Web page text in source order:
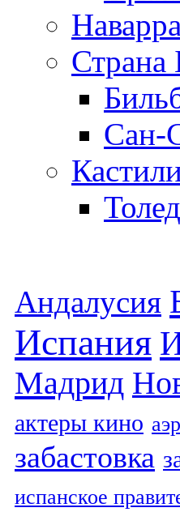
Наварра
Страна
Сан-
Андалусия
Испания
Мадрид
актеры кино
забастовка
испанское